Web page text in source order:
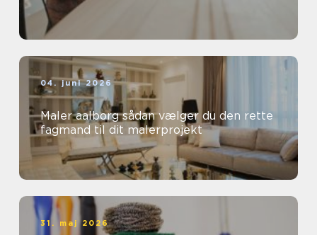
04. juni 2026
Maler aalborg sådan vælger du den rette
fagmand til dit malerprojekt
31. maj 2026